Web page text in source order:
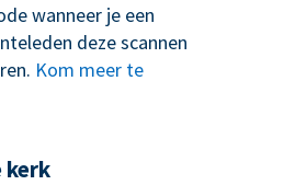
wanneer je een
deze scannen
Kom meer te
kerk